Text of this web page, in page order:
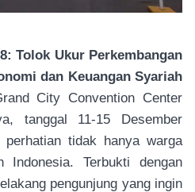
Tolok Ukur Perkembangan
dan Keuangan Syariah
City Convention Center
tanggal 11-15 Desember
tidak hanya warga
Indonesia. Terbukti dengan
pengunjung yang ingin